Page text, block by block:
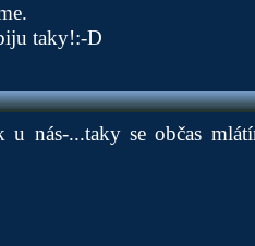
taky!:-D
u nás-...taky se občas